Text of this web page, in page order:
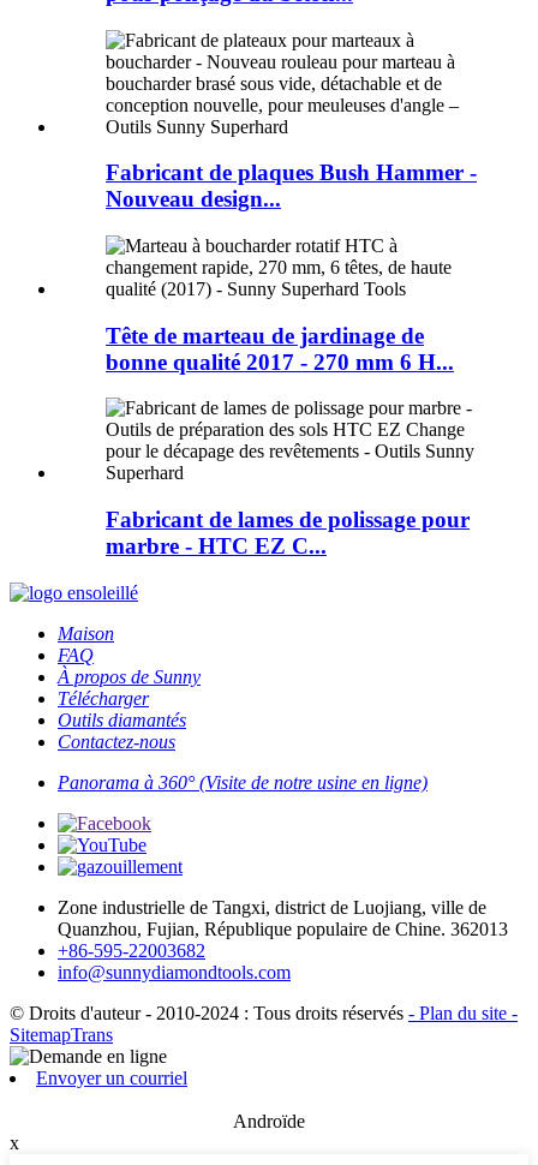
Fabricant de plaques Bush Hammer -
Nouveau design...
Tête de marteau de jardinage de
bonne qualité 2017 - 270 mm 6 H...
Fabricant de lames de polissage pour
marbre - HTC EZ C...
Maison
FAQ
À propos de Sunny
Télécharger
Outils diamantés
Contactez-nous
Panorama à 360° (Visite de notre usine en ligne)
Zone industrielle de Tangxi, district de Luojiang, ville de
Quanzhou, Fujian, République populaire de Chine. 362013
+86-595-22003682
info@sunnydiamondtools.com
© Droits d'auteur - 2010-2024 : Tous droits réservés - Plan du site -
SitemapTrans
Envoyer un courriel
Androïde
x